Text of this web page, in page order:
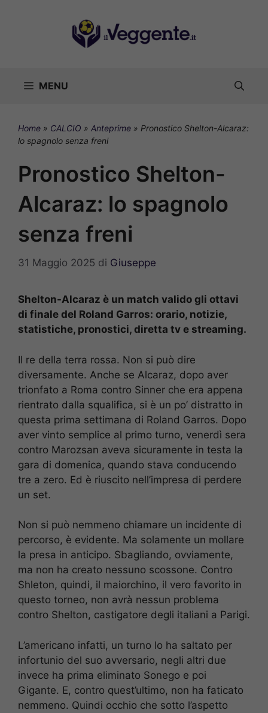
MENU
Home » CALCIO » Anteprime » Pronostico Shelton-Alcaraz:
lo spagnolo senza freni
Pronostico Shelton-
Alcaraz: lo spagnolo
senza freni
31 Maggio 2025 di Giuseppe
Shelton-Alcaraz è un match valido gli ottavi
di finale del Roland Garros: orario, notizie,
statistiche, pronostici, diretta tv e streaming.
Il re della terra rossa. Non si può dire
diversamente. Anche se Alcaraz, dopo aver
trionfato a Roma contro Sinner che era appena
rientrato dalla squalifica, si è un po’ distratto in
questa prima settimana di Roland Garros. Dopo
aver vinto semplice al primo turno, venerdì sera
contro Marozsan aveva sicuramente in testa la
gara di domenica, quando stava conducendo
tre a zero. Ed è riuscito nell’impresa di perdere
un set.
Non si può nemmeno chiamare un incidente di
percorso, è evidente. Ma solamente un mollare
la presa in anticipo. Sbagliando, ovviamente,
ma non ha creato nessuno scossone. Contro
Shleton, quindi, il maiorchino, il vero favorito in
questo torneo, non avrà nessun problema
contro Shelton, castigatore degli italiani a Parigi.
L’americano infatti, un turno lo ha saltato per
infortunio del suo avversario, negli altri due
invece ha prima eliminato Sonego e poi
Gigante. E, contro quest’ultimo, non ha faticato
nemmeno. Quindi occhio che sotto l’aspetto